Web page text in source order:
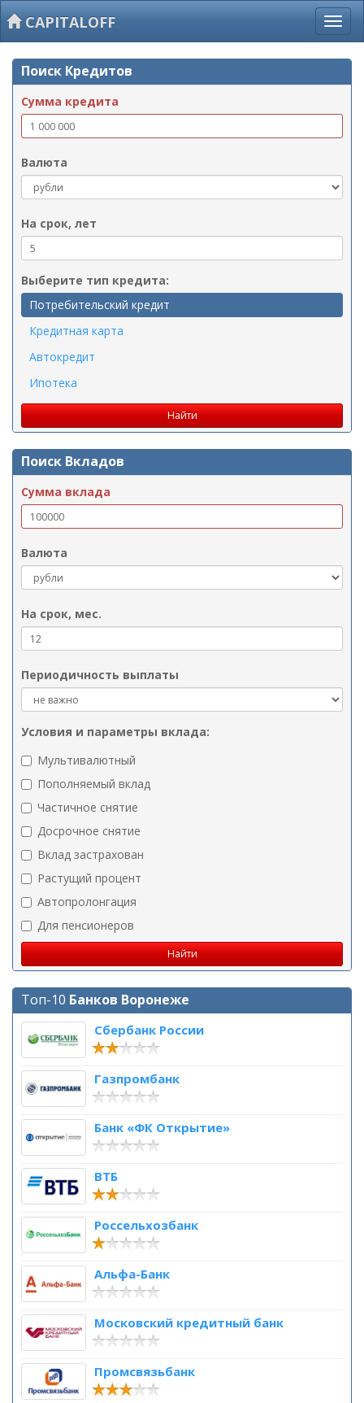
CAPITALOFF
Поиск Кредитов
Сумма кредита
Валюта
На срок, лет
Выберите тип кредита:
Потребительский кредит
Кредитная карта
Автокредит
Ипотека
Поиск Вкладов
Сумма вклада
Валюта
На срок, мес.
Периодичность выплаты
Условия и параметры вклада:
Мультивалютный
Пополняемый вклад
Частичное снятие
Досрочное снятие
Вклад застрахован
Растущий процент
Автопролонгация
Для пенсионеров
Топ-10 Банков Воронеже
Сбербанк России
Газпромбанк
Банк «ФК Открытие»
ВТБ
Россельхозбанк
Альфа-Банк
Московский кредитный банк
Промсвязьбанк